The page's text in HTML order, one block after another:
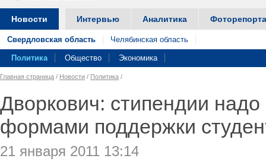
Новости Интервью Аналитика
Свердловская область Челябинская область
Политика Общество Экономика
Главная страница / Новости / Политика /
Дворкович: стипендии
формами поддержки
21 января 2011 13:14